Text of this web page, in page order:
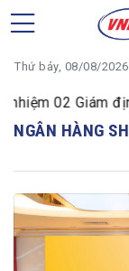
Thứ bảy, 08/08/2026
02 Giám định
NGÂN HÀNG